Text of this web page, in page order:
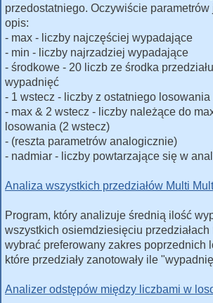
przedostatniego. Oczywiście
opis:
- max - liczby najczęściej wypadające
- min - liczby najrzadziej wypadające
- środkowe - 20 liczb ze środka
wypadnięć
- 1 wstecz - liczby z ostatniego losowania
- max & 2 wstecz - liczby należące do
losowania (2 wstecz)
- (reszta parametrów analogicznie)
- nadmiar - liczby powtarzające się w
Analiza wszystkich przedziałów Multi
Program, który analizuje średnią ilość
wszystkich osiemdziesięciu przedziałach
wybrać preferowany zakres poprzednich
które przedziały zanotowały ile
Analizer odstępów między liczbami w